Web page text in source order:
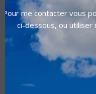
Pour me contacter vous
ci-dessous, ou utiliser